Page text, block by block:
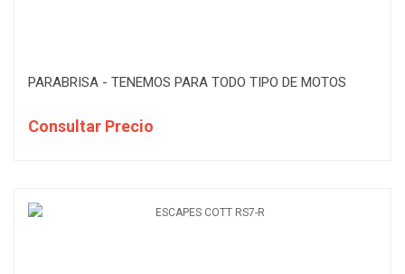
PARABRISA - TENEMOS PARA TODO TIPO DE MOTOS
Consultar Precio